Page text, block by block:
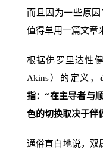
而且因为一些原
值得单用一篇文章
根据佛罗里达性
Akins）的定义，
指：“在主导者与
色的切换取决于伴
通俗直白地说，双